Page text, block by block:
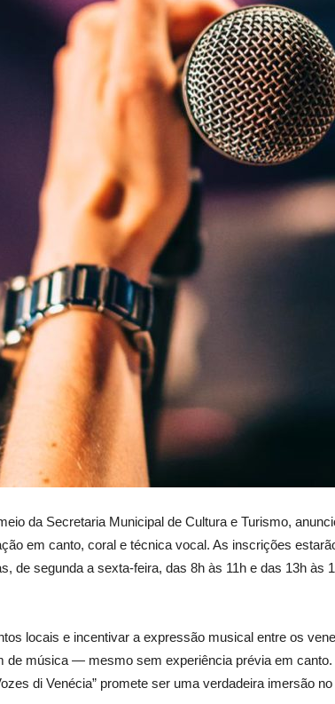
da Secretaria Municipal de Cultura e Turismo,
em canto, coral e técnica vocal. As inscrições
de segunda a sexta-feira, das 8h às 11h e das 13h às
locais e incentivar a expressão musical entre os
de música — mesmo sem experiência prévia em
di Venécia” promete ser uma verdadeira imersão